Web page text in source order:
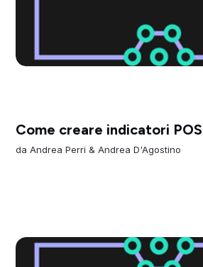
Come creare indicatori
daAndrea Perri &Andrea D'Agostino